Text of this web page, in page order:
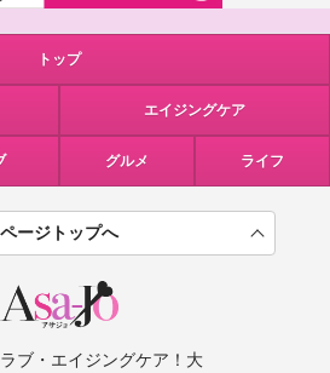
トップ
エイジングケア
グルメ ライフ
ページトップへ
ブ・エイジングケア！大